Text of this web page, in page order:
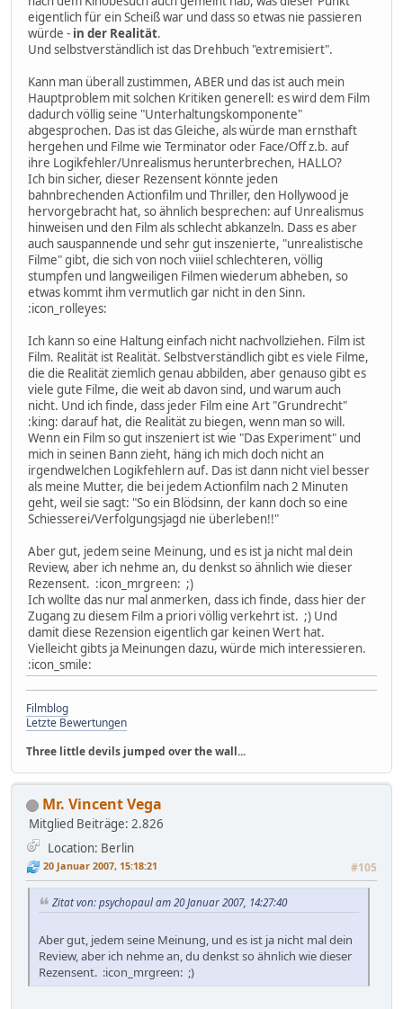
eigentlich für ein Scheiß war und dass so etwas nie passieren
würde - in der Realität.
Und selbstverständlich ist das Drehbuch "extremisiert".
Kann man überall zustimmen, ABER und das ist auch mein
Hauptproblem mit solchen Kritiken generell: es wird dem Film
dadurch völlig seine "Unterhaltungskomponente"
abgesprochen. Das ist das Gleiche, als würde man ernsthaft
hergehen und Filme wie Terminator oder Face/Off z.b. auf
ihre Logikfehler/Unrealismus herunterbrechen, HALLO?
Ich bin sicher, dieser Rezensent könnte jeden
bahnbrechenden Actionfilm und Thriller, den Hollywood je
hervorgebracht hat, so ähnlich besprechen: auf Unrealismus
hinweisen und den Film als schlecht abkanzeln. Dass es aber
auch sauspannende und sehr gut inszenierte, "unrealistische
Filme" gibt, die sich von noch viiiel schlechteren, völlig
stumpfen und langweiligen Filmen wiederum abheben, so
etwas kommt ihm vermutlich gar nicht in den Sinn.
:icon_rolleyes:
Ich kann so eine Haltung einfach nicht nachvollziehen. Film ist
Film. Realität ist Realität. Selbstverständlich gibt es viele Filme,
die die Realität ziemlich genau abbilden, aber genauso gibt es
viele gute Filme, die weit ab davon sind, und warum auch
nicht. Und ich finde, dass jeder Film eine Art "Grundrecht"
:king: darauf hat, die Realität zu biegen, wenn man so will.
Wenn ein Film so gut inszeniert ist wie "Das Experiment" und
mich in seinen Bann zieht, häng ich mich doch nicht an
irgendwelchen Logikfehlern auf. Das ist dann nicht viel besser
als meine Mutter, die bei jedem Actionfilm nach 2 Minuten
geht, weil sie sagt: "So ein Blödsinn, der kann doch so eine
Schiesserei/Verfolgungsjagd nie überleben!!"
Aber gut, jedem seine Meinung, und es ist ja nicht mal dein
Review, aber ich nehme an, du denkst so ähnlich wie dieser
Rezensent. :icon_mrgreen: ;)
Ich wollte das nur mal anmerken, dass ich finde, dass hier der
Zugang zu diesem Film a priori völlig verkehrt ist. ;) Und
damit diese Rezension eigentlich gar keinen Wert hat.
Vielleicht gibts ja Meinungen dazu, würde mich interessieren.
:icon_smile:
Filmblog
Letzte Bewertungen
Three little devils jumped over the wall...
Mr. Vincent Vega
Mitglied Beiträge: 2.826
Location: Berlin
20 Januar 2007, 15:18:21 #105
Zitat von: psychopaul am 20 Januar 2007, 14:27:40
Aber gut, jedem seine Meinung, und es ist ja nicht mal dein
Review, aber ich nehme an, du denkst so ähnlich wie dieser
Rezensent. :icon_mrgreen: ;)